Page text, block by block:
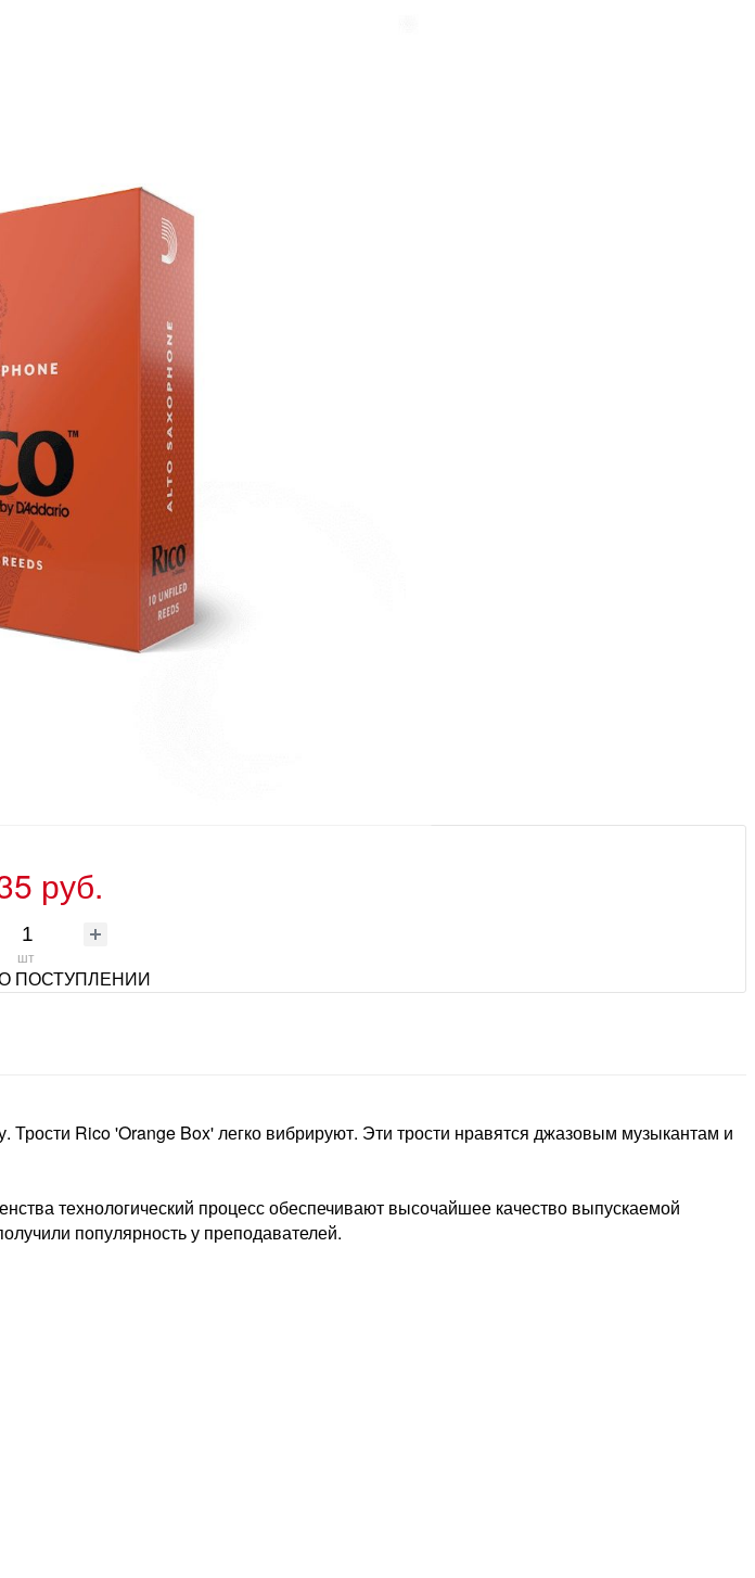
руб.
шт
ПОСТУПЛЕНИИ
Трости Rico 'Orange Box' легко вибрируют. Эти трости нравятся джазовым музыкантам и
технологический процесс обеспечивают высочайшее качество выпускаемой
популярность у преподавателей.